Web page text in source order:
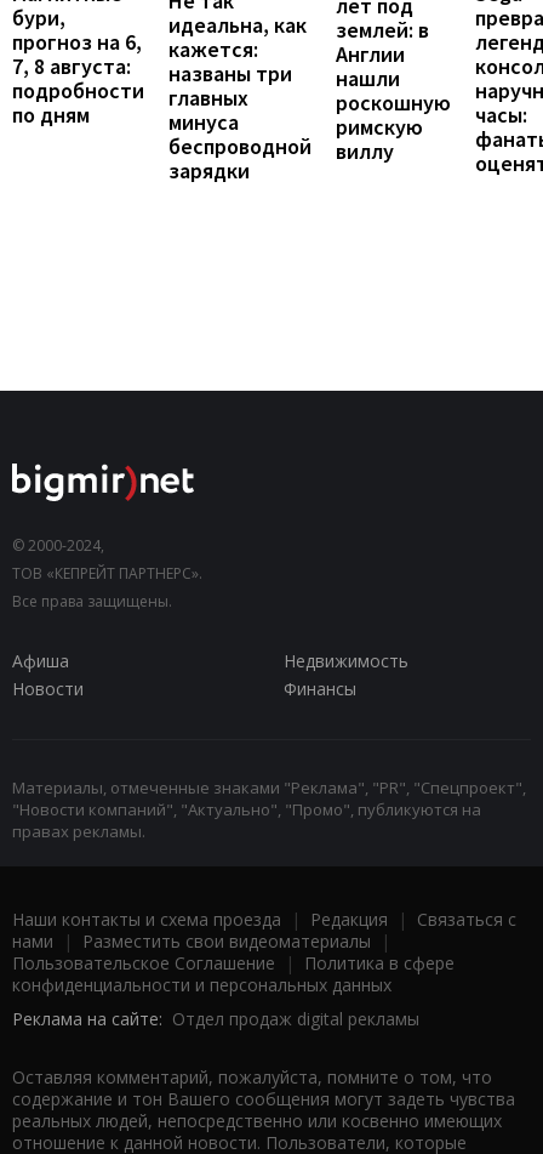
бури,
прогноз на 6,
7, 8 августа:
подробности
по дням
идеальна, как
кажется:
названы три
главных
минуса
беспроводной
зарядки
землей: в
Англии
нашли
роскошную
римскую
виллу
часы:
© 2000-2024,
ТОВ «КЕПРЕЙТ ПАРТНЕРС».
Все права защищены.
Афиша
Недвижимость
Новости
Финансы
Материалы, отмеченные знаками "Реклама", "PR", "Спецпроект",
"Новости компаний", "Актуально", "Промо", публикуются на
правах рекламы.
Наши контакты и схема проезда | Редакция | Связаться с
нами | Разместить свои видеоматериалы |
Пользовательское Соглашение |
Политика в сфере
конфиденциальности и персональных данных
Реклама на сайте: Отдел продаж digital рекламы
Оставляя комментарий, пожалуйста, помните о том, что
содержание и тон Вашего сообщения могут задеть чувства
реальных людей, непосредственно или косвенно имеющих
отношение к данной новости. Пользователи, которые